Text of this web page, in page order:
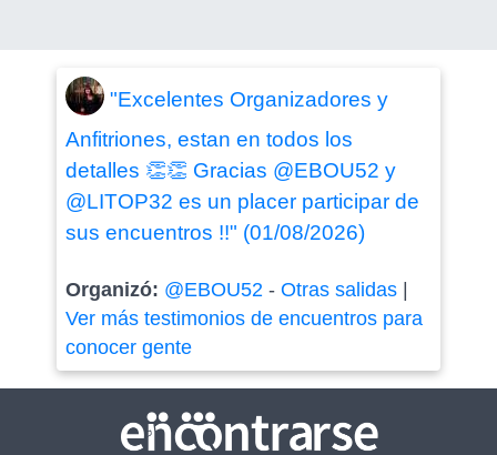
"Excelentes Organizadores y
Anfitriones, estan en todos los
detalles 👏👏 Gracias @EBOU52 y
@LITOP32 es un placer participar de
sus encuentros !!" (01/08/2026)
Organizó: @EBOU52- Otras salidas|
Ver más testimonios de encuentros para
conocer gente